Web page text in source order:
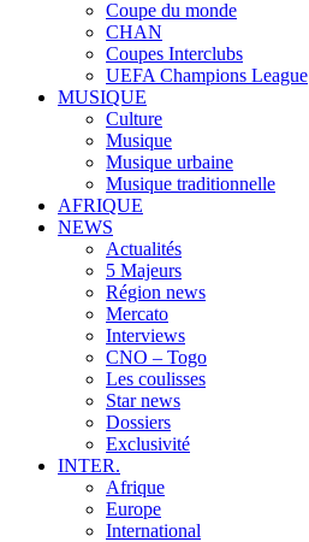
Coupe du monde
CHAN
Coupes Interclubs
UEFA Champions League
MUSIQUE
Culture
Musique
Musique urbaine
Musique traditionnelle
AFRIQUE
NEWS
Actualités
5 Majeurs
Région news
Mercato
Interviews
CNO – Togo
Les coulisses
Star news
Dossiers
Exclusivité
INTER.
Afrique
Europe
International